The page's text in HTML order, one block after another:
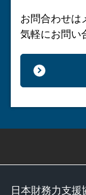
お問合わせは
気軽にお問い
日本財務力支